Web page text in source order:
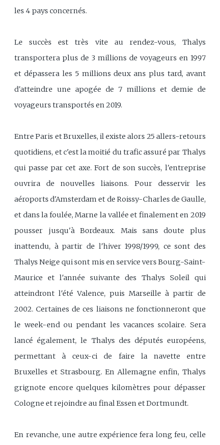
les 4 pays concernés.
Le succès est très vite au rendez-vous, Thalys
transportera plus de 3 millions de voyageurs en 1997
et dépassera les 5 millions deux ans plus tard, avant
d'atteindre une apogée de 7 millions et demie de
voyageurs transportés en 2019.
Entre Paris et Bruxelles, il existe alors 25 allers-retours
quotidiens, et c'est la moitié du trafic assuré par Thalys
qui passe par cet axe. Fort de son succès, l'entreprise
ouvrira de nouvelles liaisons. Pour desservir les
aéroports d'Amsterdam et de Roissy-Charles de Gaulle,
et dans la foulée, Marne la vallée et finalement en 2019
pousser jusqu'à Bordeaux. Mais sans doute plus
inattendu, à partir de l'hiver 1998/1999, ce sont des
Thalys Neige qui sont mis en service vers Bourg-Saint-
Maurice et l'année suivante des Thalys Soleil qui
atteindront l'été Valence, puis Marseille à partir de
2002. Certaines de ces liaisons ne fonctionneront que
le week-end ou pendant les vacances scolaire. Sera
lancé également, le Thalys des députés européens,
permettant à ceux-ci de faire la navette entre
Bruxelles et Strasbourg. En Allemagne enfin, Thalys
grignote encore quelques kilomètres pour dépasser
Cologne et rejoindre au final Essen et Dortmundt.
En revanche, une autre expérience fera long feu, celle